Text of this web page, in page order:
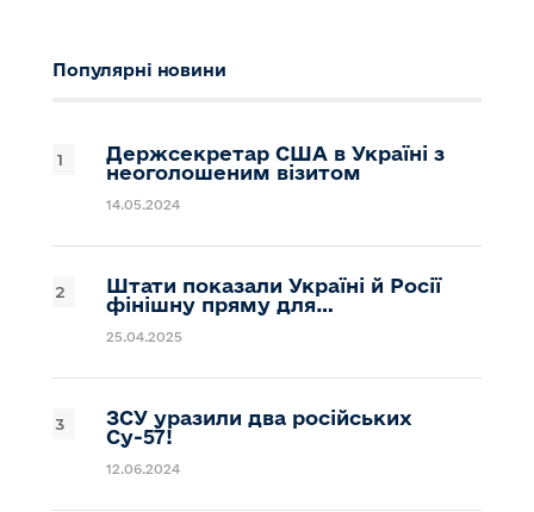
Популярні новини
Держсекретар США в Україні з
неоголошеним візитом
14.05.2024
Штати показали Україні й Росії
фінішну пряму для…
25.04.2025
ЗСУ уразили два російських
Су-57!
12.06.2024